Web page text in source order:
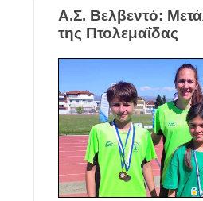
Α.Σ. Βελβεντό:
της Πτολεμαΐδας